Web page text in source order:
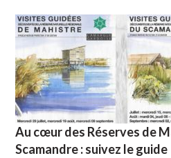
Au cœur des Réserves de
Scamandre : suivez le guide